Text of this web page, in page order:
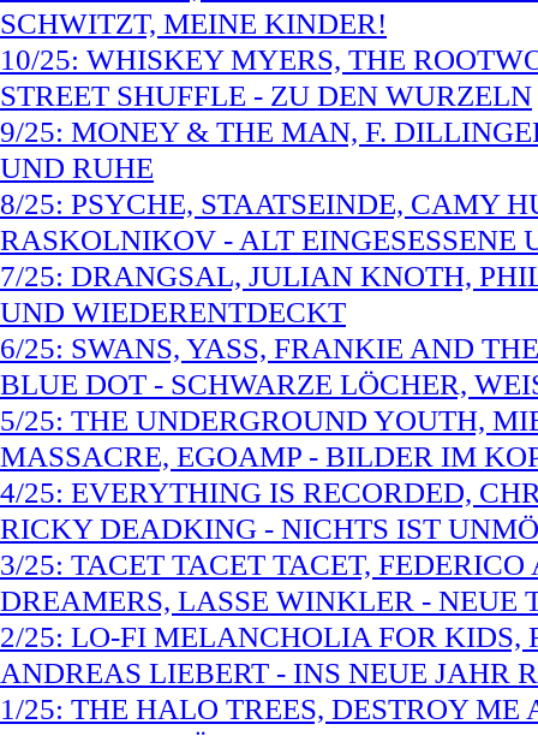
SCHWITZT, MEINE KINDER!
10/25: WHISKEY MYERS, THE
STREET SHUFFLE - ZU DEN WURZELN
9/25: MONEY & THE MAN, F.
UND RUHE
8/25: PSYCHE, STAATSEINDE, CAMY
RASKOLNIKOV - ALT EINGESESSENE
7/25: DRANGSAL, JULIAN KNOTH,
UND WIEDERENTDECKT
6/25: SWANS, YASS, FRANKIE AND
BLUE DOT - SCHWARZE LÖCHER,
5/25: THE UNDERGROUND YOUTH,
MASSACRE, EGOAMP - BILDER IM
4/25: EVERYTHING IS RECORDED,
RICKY DEADKING - NICHTS IST
3/25: TACET TACET TACET,
DREAMERS, LASSE WINKLER - NEUE
2/25: LO-FI MELANCHOLIA FOR KIDS,
ANDREAS LIEBERT - INS NEUE JAHR
1/25: THE HALO TREES, DESTROY